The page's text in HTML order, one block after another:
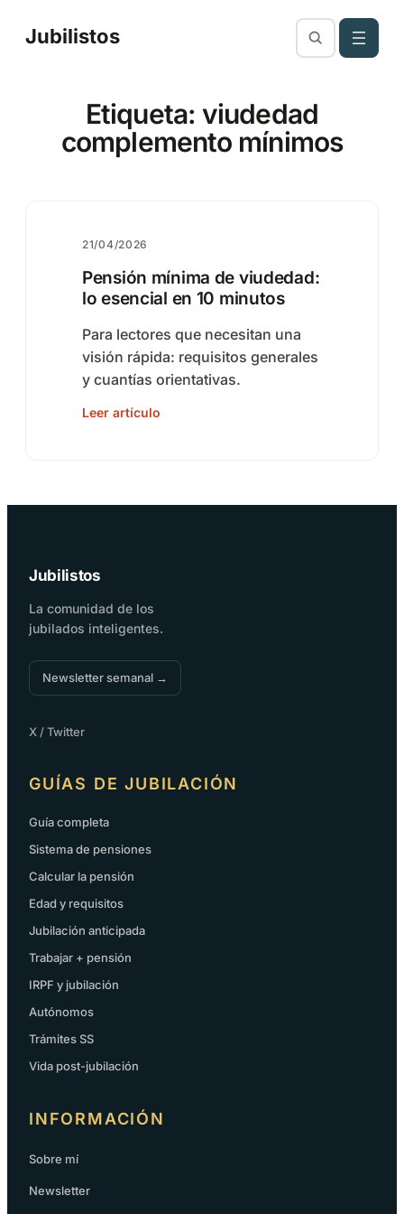
Jubilistos
Etiqueta:viudedad
complemento mínimos
21/04/2026
Pensión mínima de viudedad:
lo esencial en 10 minutos
Para lectores que necesitan una
visión rápida: requisitos generales
y cuantías orientativas.
Leer artículo
Jubilistos
La comunidad de los
jubilados inteligentes.
Newsletter semanal →
X / Twitter
GUÍAS DE JUBILACIÓN
Guía completa
Sistema de pensiones
Calcular la pensión
Edad y requisitos
Jubilación anticipada
Trabajar + pensión
IRPF y jubilación
Autónomos
Trámites SS
Vida post-jubilación
INFORMACIÓN
Sobre mí
Newsletter